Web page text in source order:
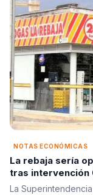
NOTAS ECONÓMICAS
La rebaja sería
tras intervención
La